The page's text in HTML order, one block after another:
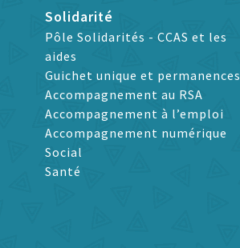
Solidarité
Pôle Solidarités - CCAS et les
aides
Guichet unique et permanences
Accompagnement au RSA
Accompagnement à l’emploi
Accompagnement numérique
Social
Santé